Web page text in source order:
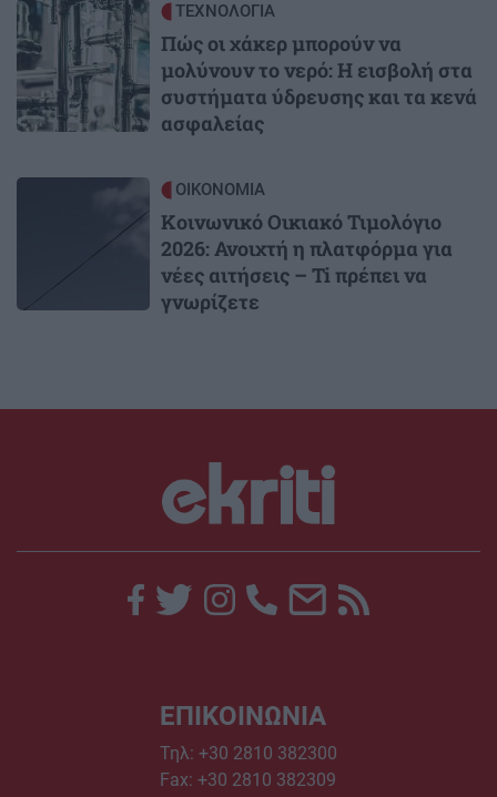
Image ΤΕΧΝΟΛΟΓΙΑ
Πώς οι χάκερ μπορούν να
μολύνουν το νερό: Η εισβολή στα
συστήματα ύδρευσης και τα κενά
ασφαλείας
ΟΙΚΟΝΟΜΙΑ
Κοινωνικό Οικιακό Τιμολόγιο
2026: Ανοιχτή η πλατφόρμα για
νέες αιτήσεις – Ti πρέπει να
γνωρίζετε
ΕΠΙΚΟΙΝΩΝΙΑ
Τηλ: +30 2810 382300
Fax: +30 2810 382309